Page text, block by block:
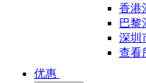
香港
巴黎
深圳
查看
优惠